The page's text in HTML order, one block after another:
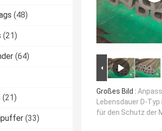
(48)
(21)
(64)
(21)
(33)
Großes Bild :
Lebensdauer D-
für den Schutz der